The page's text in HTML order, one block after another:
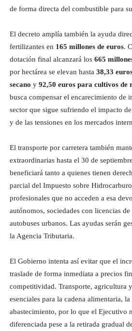
de forma directa del combustible para
El decreto amplía también la ayuda
fertilizantes en 165 millones de euros.
dotación final alcanzará los 665
por hectárea se elevan hasta 38,33
secano y 92,50 euros para cultivos de
busca compensar el encarecimiento de
sector que sigue sufriendo el impacto
y de las tensiones en los mercados
El transporte por carretera también
extraordinarias hasta el 30 de
beneficiará tanto a quienes tienen
parcial del Impuesto sobre
profesionales que no acceden a esa
autónomos, sociedades con licencias
autobuses urbanos. Las ayudas serán
la Agencia Tributaria.
El Gobierno intenta así evitar que el
traslade de forma inmediata a precios
competitividad. Transporte, agricultura
esenciales para la cadena alimentaria,
abastecimiento, por lo que el Ejecutivo
diferenciada pese a la retirada gradual